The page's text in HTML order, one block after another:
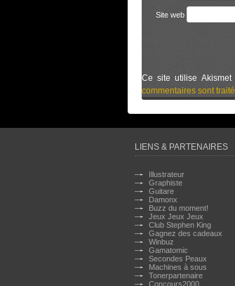
Site web
Ce site utilise
commentaires sont
LIENS & PARTENAIRES
Illustrateur
Graphiste
Guitare
Damonx
Buzz du moment!
Jeux Jeux Jeux
Club Stephen King
Gagnez des cadeaux
Winbuz
Gamatomic
Secondes Peaux
Machines à sous
Tonerpartenaire
Concours2000